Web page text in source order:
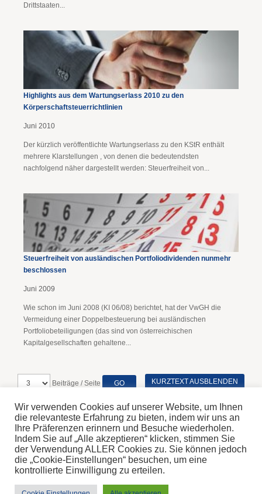
Drittstaaten...
Highlights aus dem Wartungserlass 2010 zu den
Körperschaftsteuerrichtlinien
Juni 2010
Der kürzlich veröffentlichte Wartungserlass zu den KStR enthält
mehrere Klarstellungen , von denen die bedeutendsten
nachfolgend näher dargestellt werden: Steuerfreiheit von...
Steuerfreiheit von ausländischen Portfoliodividenden nunmehr
beschlossen
Juni 2009
Wie schon im Juni 2008 (KI 06/08) berichtet, hat der VwGH die
Vermeidung einer Doppelbesteuerung bei ausländischen
Portfoliobeteiligungen (das sind von österreichischen
Kapitalgesellschaften gehaltene...
Beiträge / Seite KURZTEXT AUSBLENDEN
Home
Disclaimer
Impressum & Datenschutz
© 2026 Steinbichler Steuerberatung GmbH
Donnerstag, 6. Aug 2026
Wir verwenden Cookies auf unserer Website, um Ihnen
die relevanteste Erfahrung zu bieten, indem wir uns an
Ihre Präferenzen erinnern und Besuche wiederholen.
Indem Sie auf „Alle akzeptieren“ klicken, stimmen Sie
der Verwendung ALLER Cookies zu. Sie können jedoch
die „Cookie-Einstellungen“ besuchen, um eine
kontrollierte Einwilligung zu erteilen.